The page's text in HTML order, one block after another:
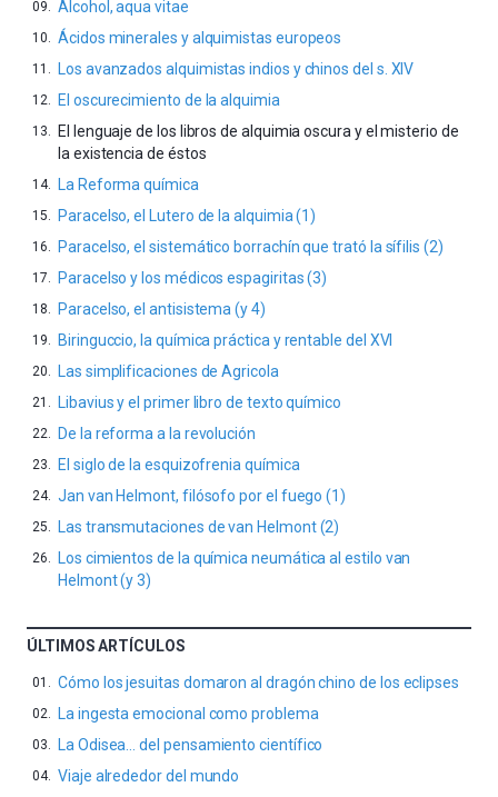
Alcohol, aqua vitae
Ácidos minerales y alquimistas europeos
Los avanzados alquimistas indios y chinos del s. XIV
El oscurecimiento de la alquimia
El lenguaje de los libros de alquimia oscura y el misterio de
la existencia de éstos
La Reforma química
Paracelso, el Lutero de la alquimia (1)
Paracelso, el sistemático borrachín que trató la sífilis (2)
Paracelso y los médicos espagiritas (3)
Paracelso, el antisistema (y 4)
Biringuccio, la química práctica y rentable del XVI
Las simplificaciones de Agricola
Libavius y el primer libro de texto químico
De la reforma a la revolución
El siglo de la esquizofrenia química
Jan van Helmont, filósofo por el fuego (1)
Las transmutaciones de van Helmont (2)
Los cimientos de la química neumática al estilo van
Helmont (y 3)
ÚLTIMOS ARTÍCULOS
Cómo los jesuitas domaron al dragón chino de los eclipses
La ingesta emocional como problema
La Odisea… del pensamiento científico
Viaje alrededor del mundo